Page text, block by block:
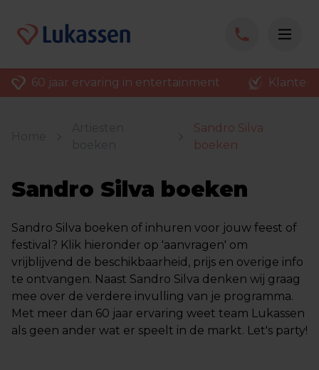
60 jaar ervaring in entertainment
Sandro Silva
boeken
Sandro Silva boeken
Sandro Silva boeken of inhuren voor jouw feest of
festival? Klik hieronder op 'aanvragen' om
vrijblijvend de beschikbaarheid, prijs en overige info
te ontvangen. Naast Sandro Silva denken wij graag
mee over de verdere invulling van je programma.
Met meer dan 60 jaar ervaring weet team Lukassen
als geen ander wat er speelt in de markt. Let's party!